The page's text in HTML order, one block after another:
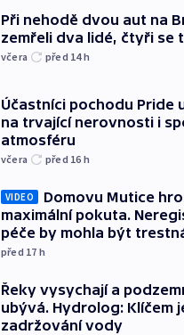
Při nehodě dvou aut na
zemřeli dva lidé, čtyři se
včera před 14h
Účastníci pochodu Pride
na trvající nerovnosti i
atmosféru
včera před 16 h
VIDEO
Domovu Mutice
maximální pokuta.
péče by mohla být
před 17 h
Řeky vysychají a
ubývá. Hydrolog: Klíčem
zadržování vody